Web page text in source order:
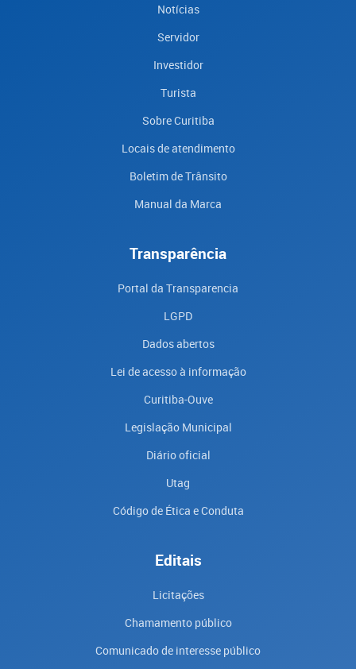
Notícias
Servidor
Investidor
Turista
Sobre Curitiba
Locais de atendimento
Boletim de Trânsito
Manual da Marca
Transparência
Portal da Transparencia
LGPD
Dados abertos
Lei de acesso à informação
Curitiba-Ouve
Legislação Municipal
Diário oficial
Utag
Código de Ética e Conduta
Editais
Licitações
Chamamento público
Comunicado de interesse público